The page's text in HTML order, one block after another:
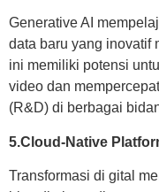
Generative AI
data baru yang inovatif
ini memiliki potensi
video dan
(R&D) di berbagai
5.Cloud-Native
Transformasi di gital